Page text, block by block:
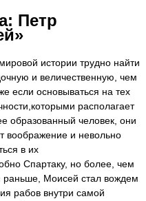
Петр
истории трудно найти
и величественную, чем
если основываться на тех
располагает
образованный человек, они
воображение и невольно
в их
Спартаку, но более, чем
раньше, Моисей стал вождем
рабов внутри самой